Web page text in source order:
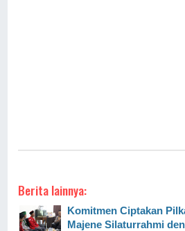
Berita lainnya:
Komitmen Ciptakan
Majene Silaturrahmi